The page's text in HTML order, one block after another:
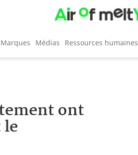
Marques Médias Ressources humaines
ont